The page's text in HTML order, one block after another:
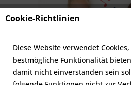
Cookie-Richtlinien
Diese Website verwendet
bestmögliche Funktionalität
damit nicht einverstanden sein